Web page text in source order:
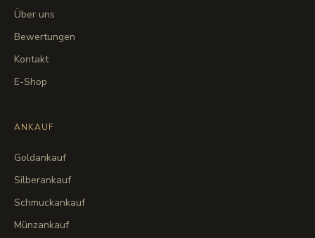
Über uns
Bewertungen
Kontakt
E-Shop
ANKAUF
Goldankauf
Silberankauf
Schmuckankauf
Münzankauf